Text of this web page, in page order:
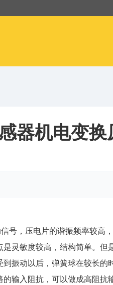
器机电变换
，压电片的谐振频率较高
灵敏度较高，结构简单。
振动以后，弹簧球在较长的
输入阻抗，可以做成高阻